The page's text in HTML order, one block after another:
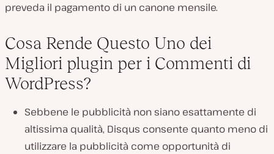
preveda il pagamento di un canone mensile.
Cosa Rende Questo Uno dei
Migliori plugin per i Commenti di
WordPress?
Sebbene le pubblicità non siano esattamente di
altissima qualità, Disqus consente quanto meno di
utilizzare la pubblicità come opportunità di